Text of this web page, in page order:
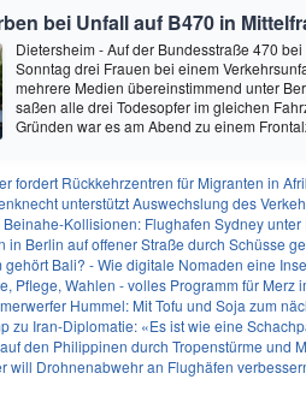
bei Unfall auf B470 in
Dietersheim - Auf der Bundesstraße 470
Sonntag drei Frauen bei einem
mehrere Medien übereinstimmend unter
saßen alle drei Todesopfer im gleichen
Gründen war es am Abend zu einem
fordert Rückkehrzentren für Migranten in
unterstützt Auswechslung des
Beinahe-Kollisionen: Flughafen Sydney unter
in Berlin auf offener Straße durch Schüsse
gehört Bali? - Wie digitale Nomaden eine
Pflege, Wahlen - volles Programm für Merz
Hummel: Mit Tofu und Soja zum
zu Iran-Diplomatie: «Es ist wie eine
den Philippinen durch Tropenstürme und
will Drohnenabwehr an Flughäfen